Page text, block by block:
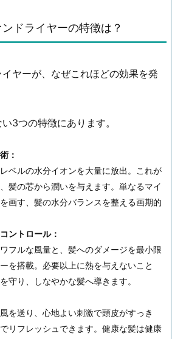
ドライヤーの特徴は？
ヤーが、なぜこれほどの効果を発
3つの特徴にあります。
：
ベルの水分イオンを大量に放出。これが
髪の芯から潤いを与えます。単なるマイ
画す、髪の水分バランスを整える画期的
ントロール：
フルな風量と、髪へのダメージを最小限
を搭載。必要以上に熱を与えないこと
守り、しなやかな髪へ導きます。
を送り、心地よい刺激で頭皮がすっき
リフレッシュできます。健康な髪は健康